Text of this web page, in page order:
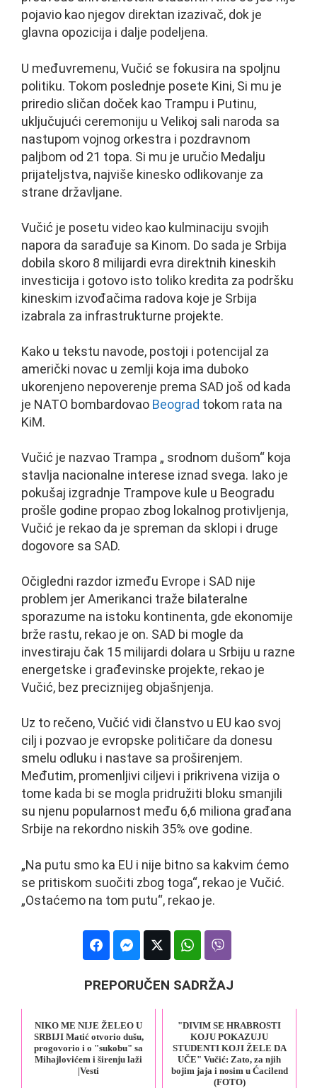
pojavio kao njegov direktan izazivač, dok je
glavna opozicija i dalje podeljena.
U međuvremenu, Vučić se fokusira na spoljnu
politiku. Tokom poslednje posete Kini, Si mu je
priredio sličan doček kao Trampu i Putinu,
uključujući ceremoniju u Velikoj sali naroda sa
nastupom vojnog orkestra i pozdravnom
paljbom od 21 topa. Si mu je uručio Medalju
prijateljstva, najviše kinesko odlikovanje za
strane državljane.
Vučić je posetu video kao kulminaciju svojih
napora da sarađuje sa Kinom. Do sada je Srbija
dobila skoro 8 milijardi evra direktnih kineskih
investicija i gotovo isto toliko kredita za podršku
kineskim izvođačima radova koje je Srbija
izabrala za infrastrukturne projekte.
Kako u tekstu navode, postoji i potencijal za
američki novac u zemlji koja ima duboko
ukorenjeno nepoverenje prema SAD još od kada
je NATO bombardovao Beograd tokom rata na
KiM.
Vučić je nazvao Trampa „ srodnom dušom“ koja
stavlja nacionalne interese iznad svega. Iako je
pokušaj izgradnje Trampove kule u Beogradu
prošle godine propao zbog lokalnog protivljenja,
Vučić je rekao da je spreman da sklopi i druge
dogovore sa SAD.
Očigledni razdor između Evrope i SAD nije
problem jer Amerikanci traže bilateralne
sporazume na istoku kontinenta, gde ekonomije
brže rastu, rekao je on. SAD bi mogle da
investiraju čak 15 milijardi dolara u Srbiju u razne
energetske i građevinske projekte, rekao je
Vučić, bez preciznijeg objašnjenja.
Uz to rečeno, Vučić vidi članstvo u EU kao svoj
cilj i pozvao je evropske političare da donesu
smelu odluku i nastave sa proširenjem.
Međutim, promenljivi ciljevi i prikrivena vizija o
tome kada bi se mogla pridružiti bloku smanjili
su njenu popularnost među 6,6 miliona građana
Srbije na rekordno niskih 35% ove godine.
„Na putu smo ka EU i nije bitno sa kakvim ćemo
se pritiskom suočiti zbog toga“, rekao je Vučić.
„Ostaćemo na tom putu“, rekao je.
PREPORUČEN SADRŽAJ
NIKO ME NIJE ŽELEO U
SRBIJI Matić otvorio dušu,
progovorio i o "sukobu" sa
Mihajlovićem i širenju laži
|Vesti
"DIVIM SE HRABROSTI
KOJU POKAZUJU
STUDENTI KOJI ŽELE DA
UČE" Vučić: Zato, za njih
bojim jaja i nosim u Ćacilend
(FOTO)